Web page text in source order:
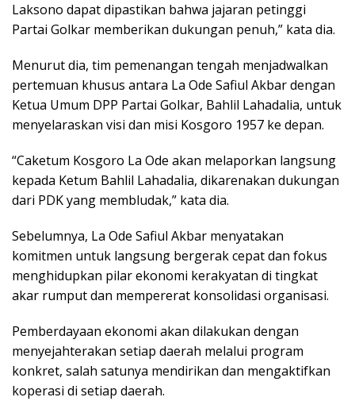
Laksono dapat dipastikan bahwa jajaran petinggi
Partai Golkar memberikan dukungan penuh,” kata dia.
​Menurut dia, tim pemenangan tengah menjadwalkan
pertemuan khusus antara La Ode Safiul Akbar dengan
Ketua Umum DPP Partai Golkar, Bahlil Lahadalia, untuk
menyelaraskan visi dan misi Kosgoro 1957 ke depan.
“Caketum Kosgoro La Ode akan melaporkan langsung
kepada Ketum Bahlil Lahadalia, dikarenakan dukungan
dari PDK yang membludak,” kata dia.
​​Sebelumnya, La Ode Safiul Akbar menyatakan
komitmen untuk langsung bergerak cepat dan fokus
menghidupkan pilar ekonomi kerakyatan di tingkat
akar rumput dan mempererat konsolidasi organisasi.
Pemberdayaan ekonomi akan dilakukan dengan
menyejahterakan setiap daerah melalui program
konkret, salah satunya mendirikan dan mengaktifkan
koperasi di setiap daerah.